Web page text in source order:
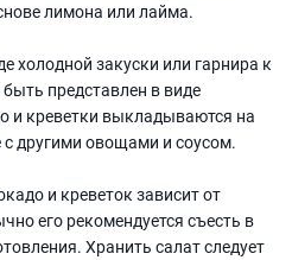
лимона или лайма.
холодной закуски или гарнира к
представлен в виде
и креветки выкладываются на
другими овощами и соусом.
и креветок зависит от
его рекомендуется съесть в
Хранить салат следует